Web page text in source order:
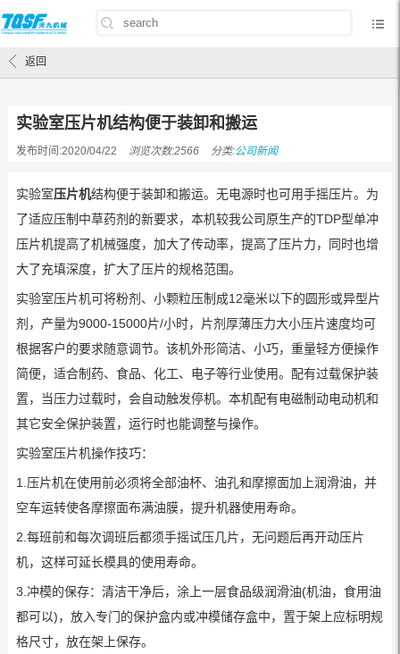
首页/公司新闻 实验室压片机结构便于装卸和搬运
返回
实验室压片机结构便于装卸和搬运
发布时间:2020/04/22 浏览次数:2566 分类:公司新闻
实验室压片机结构便于装卸和搬运。无电源时也可用手摇压片。为
了适应压制中草药剂的新要求，本机较我公司原生产的TDP型单冲
压片机提高了机械强度，加大了传动率，提高了压片力，同时也增
大了充填深度，扩大了压片的规格范围。
实验室压片机可将粉剂、小颗粒压制成12毫米以下的圆形或异型片
剂，产量为9000-15000片/小时，片剂厚薄压力大小压片速度均可
根据客户的要求随意调节。该机外形简洁、小巧，重量轻方便操作
简便，适合制药、食品、化工、电子等行业使用。配有过载保护装
置，当压力过载时，会自动触发停机。本机配有电磁制动电动机和
其它安全保护装置，运行时也能调整与操作。
实验室压片机操作技巧：
1.压片机在使用前必须将全部油杯、油孔和摩擦面加上润滑油，并
空车运转使各摩擦面布满油膜，提升机器使用寿命。
2.每班前和每次调班后都须手摇试压几片，无问题后再开动压片
机，这样可延长模具的使用寿命。
3.冲模的保存：清洁干净后，涂上一层食品级润滑油(机油，食用油
都可以)，放入专门的保护盒内或冲模储存盒中，置于架上应标明规
格尺寸，放在架上保存。